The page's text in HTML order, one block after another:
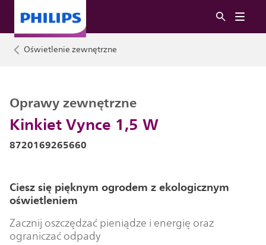
Oświetlenie zewnętrzne
Kinkiet Vynce 1,5 W
Oprawy zewnętrzne
8720169265660
Ciesz się pięknym ogrodem z ekologicznym
oświetleniem
Zacznij oszczędzać pieniądze i energię oraz
ograniczać odpady